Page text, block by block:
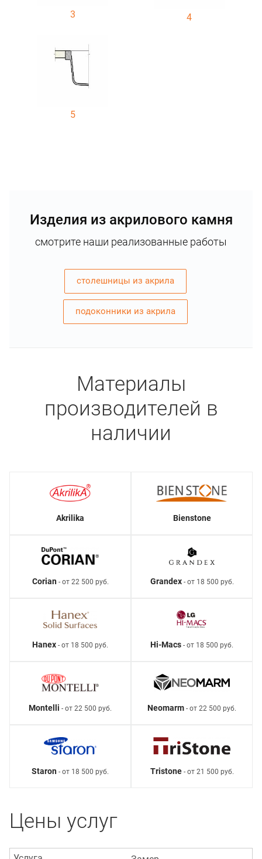
3 4
5
Изделия из акрилового камня
смотрите наши реализованные работы
столешницы из акрила
подоконники из акрила
Материалы
производителей в
наличии
Akrilika Bienstone
Corian- от 22 500 руб. Grandex- от 18 500 руб.
Hanex - от 18 500 руб. Hi-Macs - от 18 500 руб.
Montelli - от 22 500 руб. Neomarm - от 22 500 руб.
Staron - от 18 500 руб. Tristone- от 21 500 руб.
Цены услуг